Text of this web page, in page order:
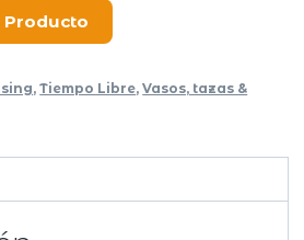
Producto
,Tiempo Libre,Vasos, tazas &